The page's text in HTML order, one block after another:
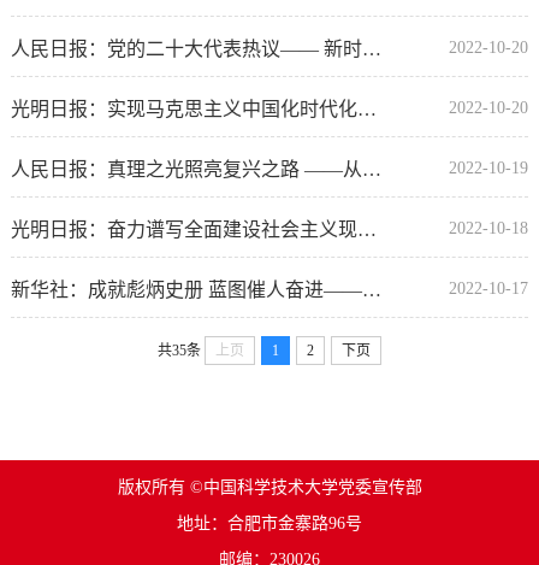
人民日报：党的二十大代表热议—— 新时代十年伟大变革具有里程碑意义 2022-10-20
光明日报：实现马克思主义中国化时代化新的飞跃 ——党的二十大代表热议习近平新时代中国特色... 2022-10-20
人民日报：真理之光照亮复兴之路 ——从党的二十大看实现马克思主义中国化时代化新的飞跃 2022-10-19
光明日报：奋力谱写全面建设社会主义现代化国家新篇章 2022-10-18
新华社：成就彪炳史册 蓝图催人奋进——党的二十大代表讨论二十大报告综述 2022-10-17
共35条 上页 1 2 下页
版权所有 ©中国科学技术大学党委宣传部
地址：合肥市金寨路96号
邮编：230026